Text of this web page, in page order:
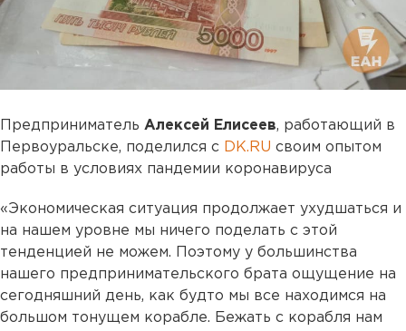
Предприниматель Алексей Елисеев, работающий в
Первоуральске, поделился с DK.RU своим опытом
работы в условиях пандемии коронавируса
«Экономическая ситуация продолжает ухудшаться и
на нашем уровне мы ничего поделать с этой
тенденцией не можем. Поэтому у большинства
нашего предпринимательского брата ощущение на
сегодняшний день, как будто мы все находимся на
большом тонущем корабле. Бежать с корабля нам